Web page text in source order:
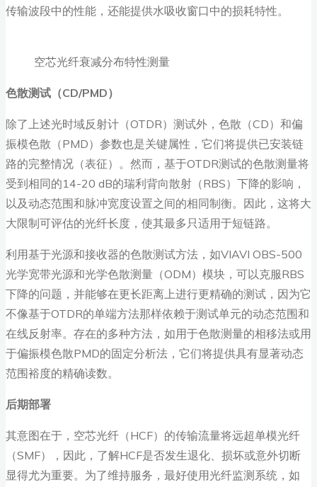
传输波段中的性能，还能提供水吸收窗口中的损耗特性。
空芯光纤衰减分布特性测量
色散测试（CD/PMD）
除了上述光时域反射计（OTDR）测试外，色散（CD）和偏
振模色散（PMD）参数也是关键属性，它们将提供已安装链
路的完整情况（表征）。然而，基于OTDR测试的色散测量将
受到相同的14-20 dB的瑞利背向散射（RBS）下降的影响，
以及动态范围和脉冲宽度设置之间的相同制衡。因此，这将大
大限制可评估的光纤长度，使其最多只适用于短链路。
利用基于光源和接收器的色散测试方法，如VIAVI OBS-500
光学宽带光源和光学色散测量（ODM）模块，可以克服RBS
下降的问题，并能够在更长距离上进行更精确的测试，因为它
不像基于OTDR的单端方法那样依赖于测试单元的动态范围和
在线反射率。存在的多种方法，如用于色散测量的相移法或用
于偏振模色散PMD的固定分析法，它们将提供具有显著动态
范围裕度的精确读数。
后期部署
其意图在于，空芯光纤（HCF）的传输流量将远超单模光纤
（SMF），因此，了解HCF是否发生退化、损坏或意外切断
显得尤为重要。为了维持服务，最好使用光纤监测系统，如